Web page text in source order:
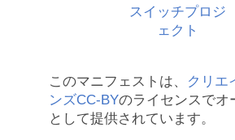
このマニフェストは、
クリエ
ンズCC-BYのライセンスでオ
として提供されています。